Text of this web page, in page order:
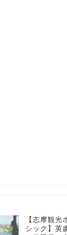
【志摩観光
シック】英